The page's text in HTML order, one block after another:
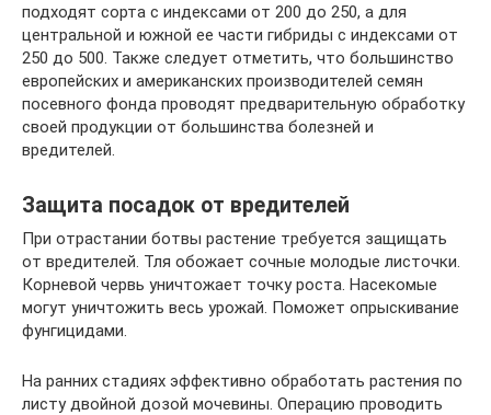
подходят сорта с индексами от 200 до 250, а для
центральной и южной ее части гибриды с индексами от
250 до 500. Также следует отметить, что большинство
европейских и американских производителей семян
посевного фонда проводят предварительную обработку
своей продукции от большинства болезней и
вредителей.
Защита посадок от вредителей
При отрастании ботвы растение требуется защищать
от вредителей. Тля обожает сочные молодые листочки.
Корневой червь уничтожает точку роста. Насекомые
могут уничтожить весь урожай. Поможет опрыскивание
фунгицидами.
На ранних стадиях эффективно обработать растения по
листу двойной дозой мочевины. Операцию проводить